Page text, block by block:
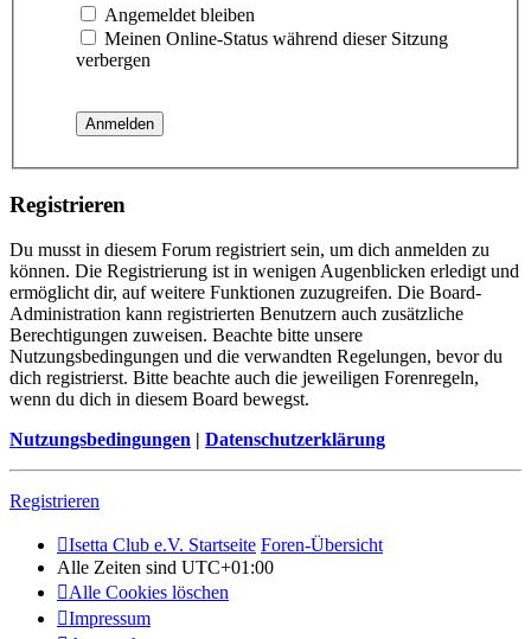
Angemeldet bleiben
Meinen Online-Status während dieser Sitzung
verbergen
Registrieren
Du musst in diesem Forum registriert sein, um dich anmelden zu
können. Die Registrierung ist in wenigen Augenblicken erledigt und
ermöglicht dir, auf weitere Funktionen zuzugreifen. Die Board-
Administration kann registrierten Benutzern auch zusätzliche
Berechtigungen zuweisen. Beachte bitte unsere
Nutzungsbedingungen und die verwandten Regelungen, bevor du
dich registrierst. Bitte beachte auch die jeweiligen Forenregeln,
wenn du dich in diesem Board bewegst.
Nutzungsbedingungen | Datenschutzerklärung
Registrieren
Isetta Club e.V. Startseite Foren-Übersicht
Alle Zeiten sind UTC+01:00
Alle Cookies löschen
Impressum